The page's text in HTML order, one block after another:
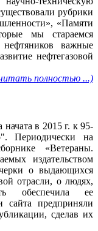
рубрики
«Памяти
мы стараемся
нефтяников важные
нефтегазовой
полностью ...)
в 2015 г. к 95-
Периодически на
«Ветераны.
издательством
о выдающихся
отрасли, о людях,
обеспечила ее
сайта предприняли
сделав их